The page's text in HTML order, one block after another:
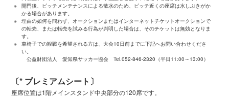
※
開門後、ピッチメンテナンスによる散水のため、ピッチ近くの座席は水しぶきがか
かる場合があります。
※
理由の如何を問わず、オークションまたはインターネットチケットオークションで
の転売、または転売を試みる行為が判明した場合は、そのチケットは無効となりま
す。
※
車椅子での観戦を希望される方は、大会10日前までに下記へお問い合わせくださ
い。
公益財団法人 愛知県サッカー協会 Tel.052-846-2320（平日11:00～13:00）
〔* プレミアムシート〕
座席位置は1階メインスタンド中央部分の120席です。